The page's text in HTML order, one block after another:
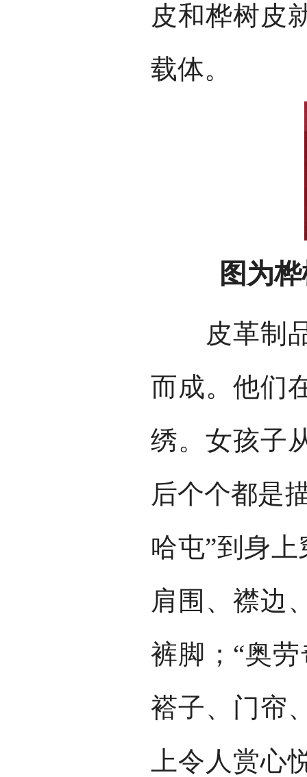
皮和桦树皮
载体。
图为
皮革制品
而成。他们
绣。女孩子
后个个都是
哈屯”到身上
肩围、襟边
裤脚；“奥
褡子、门帘
上令人赏心